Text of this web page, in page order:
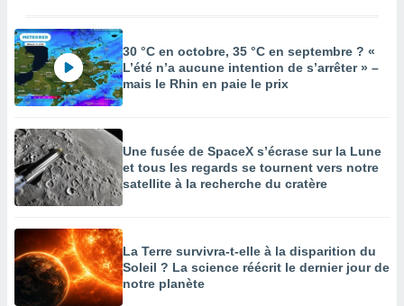
30 °C en octobre, 35 °C en septembre ? «
L’été n’a aucune intention de s’arrêter » –
mais le Rhin en paie le prix
Une fusée de SpaceX s’écrase sur la Lune
et tous les regards se tournent vers notre
satellite à la recherche du cratère
La Terre survivra-t-elle à la disparition du
Soleil ? La science réécrit le dernier jour de
notre planète